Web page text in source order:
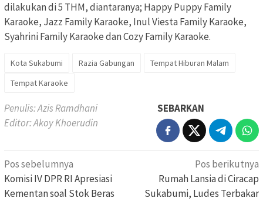
dilakukan di 5 THM, diantaranya; Happy Puppy Family
Karaoke, Jazz Family Karaoke, Inul Viesta Family Karaoke,
Syahrini Family Karaoke dan Cozy Family Karaoke.
Kota Sukabumi Razia Gabungan
Tempat Hiburan Malam
Tempat Karaoke
Penulis: Azis Ramdhani
Editor: Akoy Khoerudin
SEBARKAN
Navigasi
pos
Pos sebelumnya
Komisi IV DPR RI Apresiasi
Kementan soal Stok Beras
Pos berikutnya
Rumah Lansia di Ciracap
Sukabumi, Ludes Terbakar